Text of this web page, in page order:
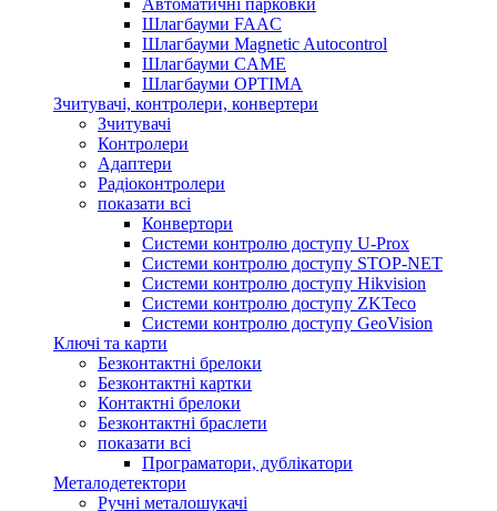
Шлагбауми FAAC
Шлагбауми Magnetic Autocontrol
Шлагбауми CAME
Шлагбауми OPTIMA
Зчитувачі, контролери, конвертери
Зчитувачі
Контролери
Адаптери
Радіоконтролери
показати всі
Конвертори
Системи контролю доступу U-Prox
Системи контролю доступу STOP-NET
Системи контролю доступу Hikvision
Системи контролю доступу ZKTeco
Системи контролю доступу GeoVision
Ключі та карти
Безконтактні брелоки
Безконтактні картки
Контактні брелоки
Безконтактні браслети
показати всі
Програматори, дублікатори
Металодетектори
Ручні металошукачі